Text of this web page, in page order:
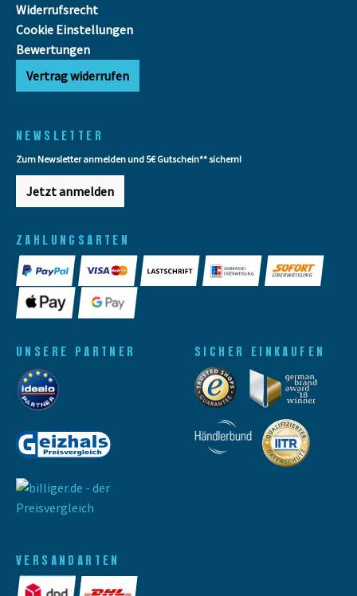
Widerrufsrecht
Cookie Einstellungen
Bewertungen
Vertrag widerrufen
NEWSLETTER
Zum Newsletter anmelden und 5€ Gutschein** sichern!
Jetzt anmelden
ZAHLUNGSARTEN
VERSANDARTEN
UNSERE PARTNER SICHER EINKAUFEN